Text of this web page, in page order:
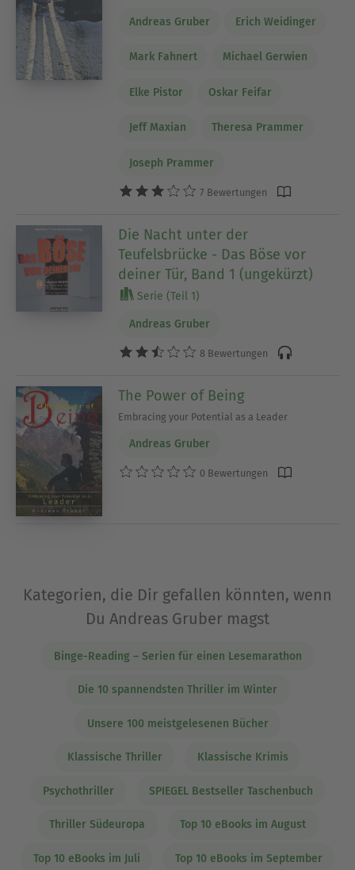
Andreas Gruber Erich Weidinger
Mark Fahnert Michael Gerwien
Elke Pistor Oskar Feifar
Jeff Maxian Theresa Prammer
Joseph Prammer
7 Bewertungen
Die Nacht unter der
Teufelsbrücke - Das Böse vor
deiner Tür, Band 1 (ungekürzt)
Serie (Teil 1)
Andreas Gruber
8 Bewertungen
The Power of Being
Embracing your Potential as a Leader
Andreas Gruber
0 Bewertungen
Kategorien, die Dir gefallen könnten, wenn
Du Andreas Gruber magst
Binge-Reading – Serien für einen Lesemarathon
Die 10 spannendsten Thriller im Winter
Unsere 100 meistgelesenen Bücher
Klassische Thriller Klassische Krimis
Psychothriller SPIEGEL Bestseller Taschenbuch
Thriller Südeuropa Top 10 eBooks im August
Top 10 eBooks im Juli Top 10 eBooks im September